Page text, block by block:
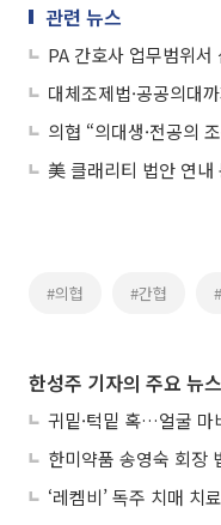
관련 뉴스
대체조제법·공공의대
의협 “의대생·전공의
#의협 #간협
한성주 기자의 주요 뉴스
귀밑·턱밑 혹…얼굴 마
‘레켐비’ 독주 치매